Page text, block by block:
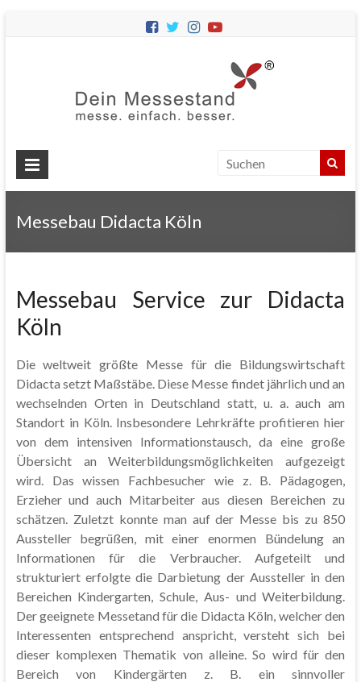
Messestände
für
Messebau Didacta Köln
Messebau Service zur Didacta
Köln
Die weltweit größte Messe für die Bildungswirtschaft
Didacta setzt Maßstäbe. Diese Messe findet jährlich und an
wechselnden Orten in Deutschland statt, u. a. auch am
Standort in Köln. Insbesondere Lehrkräfte profitieren hier
von dem intensiven Informationstausch, da eine große
Übersicht an Weiterbildungsmöglichkeiten aufgezeigt
wird. Das wissen Fachbesucher wie z. B. Pädagogen,
Erzieher und auch Mitarbeiter aus diesen Bereichen zu
schätzen. Zuletzt konnte man auf der Messe bis zu 850
Aussteller begrüßen, mit einer enormen Bündelung an
Informationen für die Verbraucher. Aufgeteilt und
strukturiert erfolgte die Darbietung der Aussteller in den
Bereichen Kindergarten, Schule, Aus- und Weiterbildung.
Der geeignete Messetand für die Didacta Köln, welcher den
Interessenten entsprechend anspricht, versteht sich bei
dieser komplexen Thematik von alleine. So wird für den
Bereich von Kindergärten z. B. ein sinnvoller